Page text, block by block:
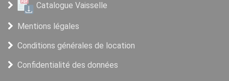
Catalogue Vaisselle
Mentions légales
Conditions générales de location
Confidentialité des données